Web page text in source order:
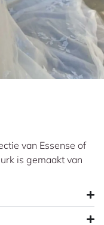
van Essense of
is gemaakt van
De corset-
als off-shoulder
rok heeft een
sleep.
LET OP: